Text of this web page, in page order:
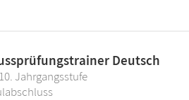
Deutsch
Jahrgangsstufe